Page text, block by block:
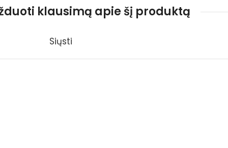
klausimą apie šį produktą
Siųsti